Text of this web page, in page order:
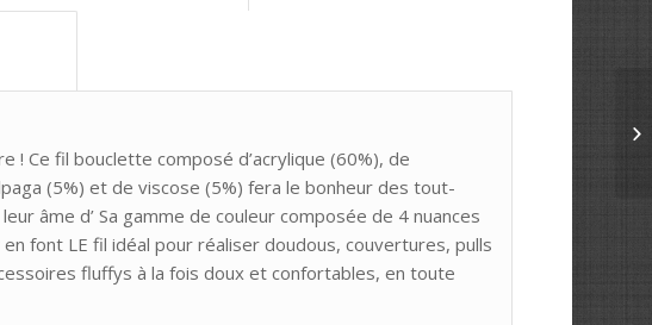
! Ce fil bouclette composé d’acrylique (60%), de
(5%) et de viscose (5%) fera le bonheur des tout-
âme d’ Sa gamme de couleur composée de 4 nuances
font LE fil idéal pour réaliser doudous, couvertures, pulls
fluffys à la fois doux et confortables, en toute